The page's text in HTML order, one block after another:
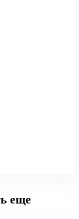
еще